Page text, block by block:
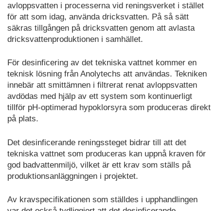
avloppsvatten i processerna vid reningsverket i stället
för att som idag, använda dricksvatten. På så sätt
säkras tillgången på dricksvatten genom att avlasta
dricksvattenproduktionen i samhället.
För desinficering av det tekniska vattnet kommer en
teknisk lösning från Anolytechs att användas. Tekniken
innebär att smittämnen i filtrerat renat avloppsvatten
avdödas med hjälp av ett system som kontinuerligt
tillför pH-optimerad hypoklorsyra som produceras direkt
på plats.
Det desinficerande reningssteget bidrar till att det
tekniska vattnet som produceras kan uppnå kraven för
god badvattenmiljö, vilket är ett krav som ställs på
produktionsanläggningen i projektet.
Av kravspecifikationen som ställdes i upphandlingen